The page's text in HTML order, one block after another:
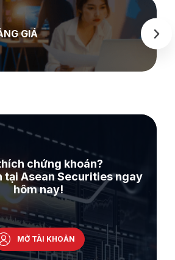
GIÁ
chứng khoán?
tại Asean Securities ngay
hôm nay!
MỞ TÀI KHOẢN